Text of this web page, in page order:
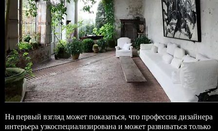
На первый взгляд может показаться, что профессия дизайнера
интерьера узкоспециализирована и может развиваться только